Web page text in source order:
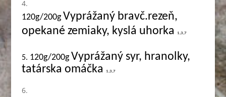
120g/200gVyprážaný bravč.rezeň,
opekané zemiaky, kyslá uhorka
1,3,7
5. 120g/200gVyprážaný syr, hranolky,
tatárska omáčka
1,3,7